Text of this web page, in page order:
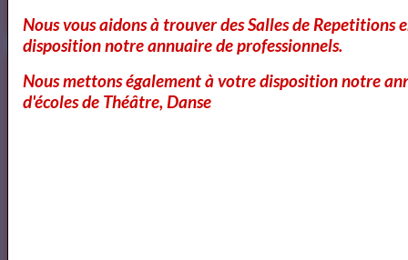
Lecteurs
Nous vous aidons à trouver des Salles de Repetitions
disposition notre annuaire de professionnels.
Nous mettons également à votre disposition notre
d'écoles de Théâtre, Danse